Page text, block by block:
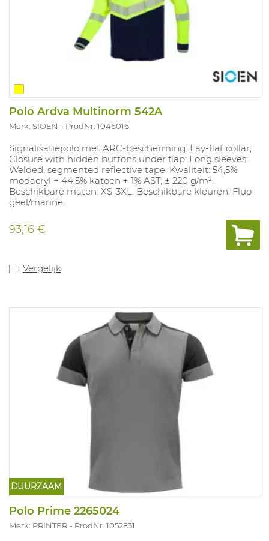
Polo Ardva Multinorm 542A
Merk: SIOEN ProdNr. 1046016
Signalisatiepolo met ARC-bescherming: Lay-flat collar;
Closure with hidden buttons under flap; Long sleeves;
Welded, segmented reflective tape. Kwaliteit: 54,5%
modacryl + 44,5% katoen + 1% AST; ± 220 g/m².
Beschikbare maten: XS-3XL. Beschikbare kleuren: Fluo
geel/marine.
93,16 €
Vergelijk
...
DUURZAAM
Polo Prime 2265024
Merk: PRINTER ProdNr. 1052831